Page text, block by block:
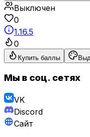
Выключен
0
1.16.5
0
Купить баллы
Мы в соц. сетях
VK
Discord
Сайт